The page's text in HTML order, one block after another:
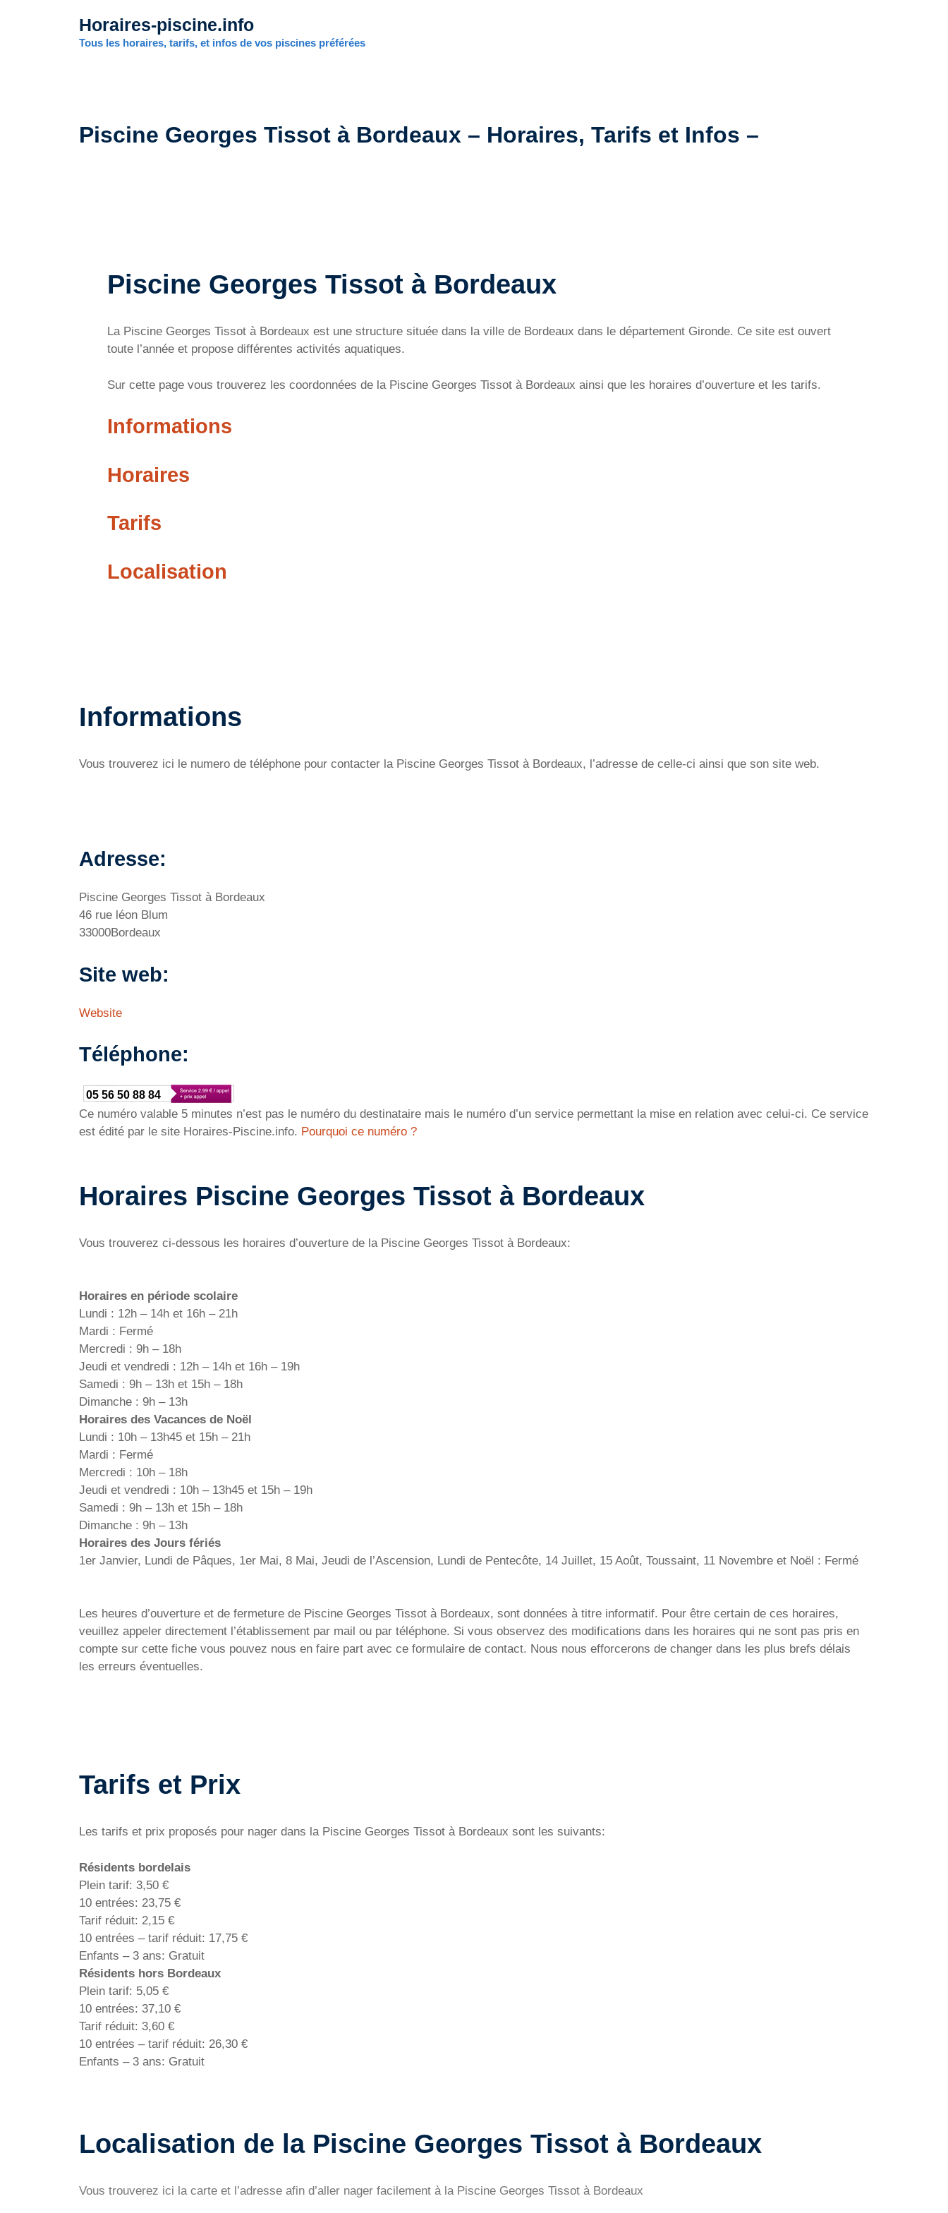
Horaires-piscine.info
Tous les horaires, tarifs, et infos de vos piscines préférées
Piscine Georges Tissot à Bordeaux – Horaires, Tarifs et Infos –
Piscine Georges Tissot à Bordeaux
La Piscine Georges Tissot à Bordeaux est une structure située dans la ville de Bordeaux dans le département Gironde. Ce site est ouvert
toute l’année et propose différentes activités aquatiques.
Sur cette page vous trouverez les coordonnées de la Piscine Georges Tissot à Bordeaux ainsi que les horaires d’ouverture et les tarifs.
Informations
Horaires
Tarifs
Localisation
Informations
Vous trouverez ici le numero de téléphone pour contacter la Piscine Georges Tissot à Bordeaux, l’adresse de celle-ci ainsi que son site web.
Adresse:
Piscine Georges Tissot à Bordeaux
46 rue léon Blum
33000Bordeaux
Site web:
Website
Téléphone:
05 56 50 88 84
Ce numéro valable 5 minutes n’est pas le numéro du destinataire mais le numéro d’un service permettant la mise en relation avec celui-ci. Ce service
est édité par le site Horaires-Piscine.info. Pourquoi ce numéro ?
Horaires Piscine Georges Tissot à Bordeaux
Vous trouverez ci-dessous les horaires d’ouverture de la Piscine Georges Tissot à Bordeaux:
Horaires en période scolaire
Lundi : 12h – 14h et 16h – 21h
Mardi : Fermé
Mercredi : 9h – 18h
Jeudi et vendredi : 12h – 14h et 16h – 19h
Samedi : 9h – 13h et 15h – 18h
Dimanche : 9h – 13h
Horaires des Vacances de Noël
Lundi : 10h – 13h45 et 15h – 21h
Mardi : Fermé
Mercredi : 10h – 18h
Jeudi et vendredi : 10h – 13h45 et 15h – 19h
Samedi : 9h – 13h et 15h – 18h
Dimanche : 9h – 13h
Horaires des Jours fériés
1er Janvier, Lundi de Pâques, 1er Mai, 8 Mai, Jeudi de l’Ascension, Lundi de Pentecôte, 14 Juillet, 15 Août, Toussaint, 11 Novembre et Noël : Fermé
Les heures d’ouverture et de fermeture de Piscine Georges Tissot à Bordeaux, sont données à titre informatif. Pour être certain de ces horaires,
veuillez appeler directement l’établissement par mail ou par téléphone. Si vous observez des modifications dans les horaires qui ne sont pas pris en
compte sur cette fiche vous pouvez nous en faire part avec ce formulaire de contact. Nous nous efforcerons de changer dans les plus brefs délais
les erreurs éventuelles.
Tarifs et Prix
Les tarifs et prix proposés pour nager dans la Piscine Georges Tissot à Bordeaux sont les suivants:
Résidents bordelais
Plein tarif: 3,50 €
10 entrées: 23,75 €
Tarif réduit: 2,15 €
10 entrées – tarif réduit: 17,75 €
Enfants – 3 ans: Gratuit
Résidents hors Bordeaux
Plein tarif: 5,05 €
10 entrées: 37,10 €
Tarif réduit: 3,60 €
10 entrées – tarif réduit: 26,30 €
Enfants – 3 ans: Gratuit
Localisation de la Piscine Georges Tissot à Bordeaux
Vous trouverez ici la carte et l’adresse afin d’aller nager facilement à la Piscine Georges Tissot à Bordeaux